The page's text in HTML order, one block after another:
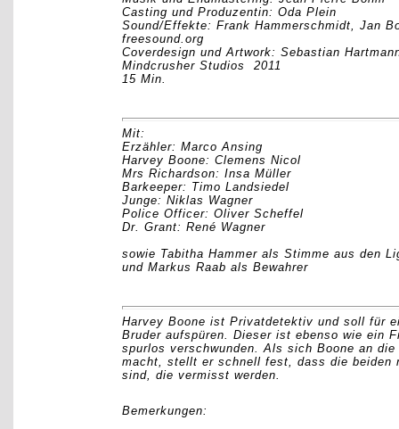
Casting und Produzentin: Oda Plein
Sound/Effekte: Frank Hammerschmidt, Jan
freesound.org
Coverdesign und Artwork: Sebastian
Mindcrusher Studios 2011
15 Min.
Mit:
Erzähler: Marco Ansing
Harvey Boone: Clemens Nicol
Mrs Richardson: Insa Müller
Barkeeper: Timo Landsiedel
Junge: Niklas Wagner
Police Officer: Oliver Scheffel
Dr. Grant: René Wagner
sowie Tabitha Hammer als Stimme aus den
und Markus Raab als Bewahrer
Harvey Boone ist Privatdetektiv und soll für
Bruder aufspüren. Dieser ist ebenso wie ein
spurlos verschwunden. Als sich Boone an
macht, stellt er schnell fest, dass die beiden
sind, die vermisst werden.
Bemerkungen: